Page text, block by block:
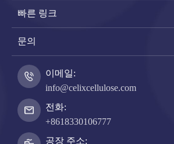
빠른 링크
문의
이메일:
info@celixcellulose.com
전화:
+8618330106777
공장 주소: